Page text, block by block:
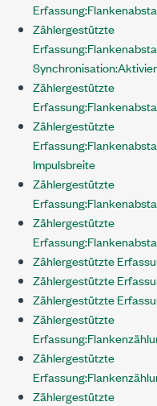
Zählergestützte
Zählergestützte
Zählergestützte
Impulsbreite
Zählergestützte
Zählergestützte
Zählergestützte
Zählergestützte
Zählergestützte
Zählergestützte
Zählergestützte
Zählergestützte